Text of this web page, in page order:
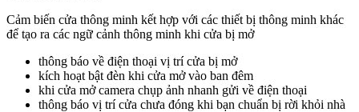
Cảm biến cửa thông minh kết hợp với các thiết bị thông minh khác
để tạo ra các ngữ cảnh thông minh khi cửa bị mở
thông báo về điện thoại vị trí cửa bị mở
kích hoạt bật đèn khi cửa mở vào ban đêm
khi cửa mở camera chụp ảnh nhanh gửi về điện thoại
thông báo vị trí cửa chưa đóng khi bạn chuẩn bị rời khỏi nhà